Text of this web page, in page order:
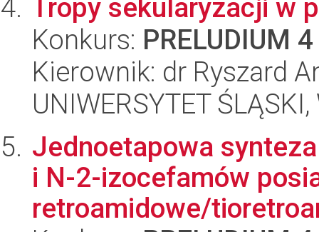
Tropy sekularyzacji w
Konkurs: PRELUDIUM 4
Kierownik: dr Ryszard
UNIWERSYTET
Jednoetapowa
i N-2-izocefamów
retroamidowe/